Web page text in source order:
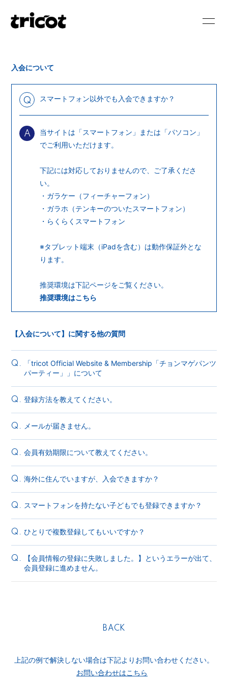
SCHEDULE
DISCOGRAPHY VIDEO
PHOTO
会員登録 ログイン
入会について
Q スマートフォン以外でも入会できますか？
A
当サイトは「スマートフォン」または「パソコン」
でご利用いただけます。
下記には対応しておりませんので、ご了承くださ
い。
・ガラケー（フィーチャーフォン）
・ガラホ（テンキーのついたスマートフォン）
・らくらくスマートフォン
※タブレット端末（iPadを含む）は動作保証外とな
ります。
推奨環境は下記ページをご覧ください。
推奨環境はこちら
【入会について】に関する他の質問
Q.
「tricot Official Website & Membership「チョンマゲパンツ
パーティー」」について
Q. 登録方法を教えてください。
Q. メールが届きません。
Q. 会員有効期限について教えてください。
Q. 海外に住んでいますが、入会できますか？
Q. スマートフォンを持たない子どもでも登録できますか？
Q. ひとりで複数登録してもいいですか？
Q.
【会員情報の登録に失敗しました。】というエラーが出て、
会員登録に進めません。
BACK
上記の例で解決しない場合は下記よりお問い合わせください。
お問い合わせはこちら